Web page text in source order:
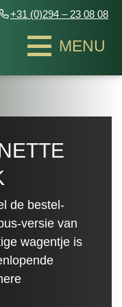
+31 (0)294 – 23 08 08
de bestel-
versie van
wagentje is